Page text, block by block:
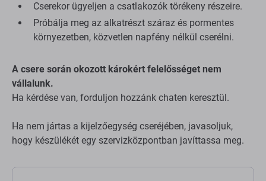
Cserekor ügyeljen a csatlakozók törékeny részeire.
Próbálja meg az alkatrészt száraz és pormentes
környezetben, közvetlen napfény nélkül cserélni.
A csere során okozott károkért felelősséget nem
vállalunk.
Ha kérdése van, forduljon hozzánk chaten keresztül.
Ha nem jártas a kijelzőegység cseréjében, javasoljuk,
hogy készülékét egy szervizközpontban javíttassa meg.